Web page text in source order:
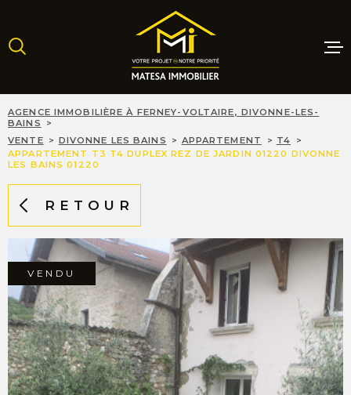
la
recherche
menu
principal
contenu
MAISONS
NEUFS
AGENCE IMMOBILIÈRE À FERNEY-VOLTAIRE, DIVONNE-LES-
BAINS
VENTE
DIVONNE LES BAINS APPARTEMENT
T4
APPARTEMENT T3 T4 DUPLEX REZ DE JARDIN 01220 DIVONNE
LES BAINS 01220
RETOUR
VENDU